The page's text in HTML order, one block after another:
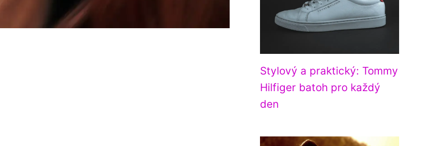
Stylový a praktický: Tommy
Hilfiger batoh pro každý
den